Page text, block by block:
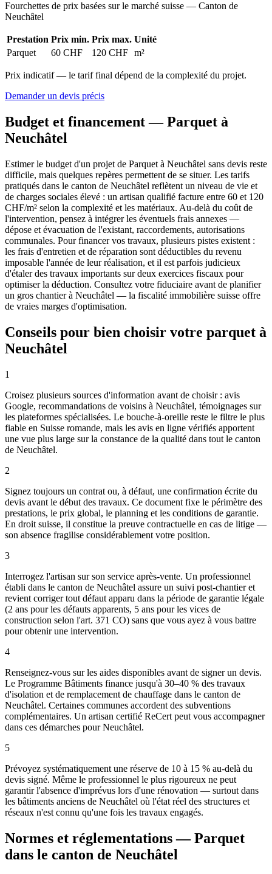
Fourchettes de prix basées sur le marché suisse — Canton de
Neuchâtel
Prestation Prix min. Prix max. Unité
Parquet
60 CHF 120 CHF m²
Prix indicatif — le tarif final dépend de la complexité du projet.
Demander un devis précis
Budget et financement — Parquet à
Neuchâtel
Estimer le budget d'un projet de Parquet à Neuchâtel sans devis reste
difficile, mais quelques repères permettent de se situer. Les tarifs
pratiqués dans le canton de Neuchâtel reflètent un niveau de vie et
de charges sociales élevé : un artisan qualifié facture entre 60 et 120
CHF/m² selon la complexité et les matériaux. Au-delà du coût de
l'intervention, pensez à intégrer les éventuels frais annexes —
dépose et évacuation de l'existant, raccordements, autorisations
communales. Pour financer vos travaux, plusieurs pistes existent :
les frais d'entretien et de réparation sont déductibles du revenu
imposable l'année de leur réalisation, et il est parfois judicieux
d'étaler des travaux importants sur deux exercices fiscaux pour
optimiser la déduction. Consultez votre fiduciaire avant de planifier
un gros chantier à Neuchâtel — la fiscalité immobilière suisse offre
de vraies marges d'optimisation.
Conseils pour bien choisir votre parquet à
Neuchâtel
1
Croisez plusieurs sources d'information avant de choisir : avis
Google, recommandations de voisins à Neuchâtel, témoignages sur
les plateformes spécialisées. Le bouche-à-oreille reste le filtre le plus
fiable en Suisse romande, mais les avis en ligne vérifiés apportent
une vue plus large sur la constance de la qualité dans tout le canton
de Neuchâtel.
2
Signez toujours un contrat ou, à défaut, une confirmation écrite du
devis avant le début des travaux. Ce document fixe le périmètre des
prestations, le prix global, le planning et les conditions de garantie.
En droit suisse, il constitue la preuve contractuelle en cas de litige —
son absence fragilise considérablement votre position.
3
Interrogez l'artisan sur son service après-vente. Un professionnel
établi dans le canton de Neuchâtel assure un suivi post-chantier et
revient corriger tout défaut apparu dans la période de garantie légale
(2 ans pour les défauts apparents, 5 ans pour les vices de
construction selon l'art. 371 CO) sans que vous ayez à vous battre
pour obtenir une intervention.
4
Renseignez-vous sur les aides disponibles avant de signer un devis.
Le Programme Bâtiments finance jusqu'à 30–40 % des travaux
d'isolation et de remplacement de chauffage dans le canton de
Neuchâtel. Certaines communes accordent des subventions
complémentaires. Un artisan certifié ReCert peut vous accompagner
dans ces démarches pour Neuchâtel.
5
Prévoyez systématiquement une réserve de 10 à 15 % au-delà du
devis signé. Même le professionnel le plus rigoureux ne peut
garantir l'absence d'imprévus lors d'une rénovation — surtout dans
les bâtiments anciens de Neuchâtel où l'état réel des structures et
réseaux n'est connu qu'une fois les travaux engagés.
Normes et réglementations — Parquet
dans le canton de Neuchâtel